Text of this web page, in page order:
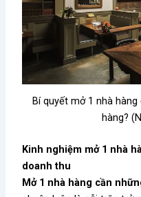
Bí quyết mở 1 nhà
hàng?
Kinh nghiệm mở 1 nhà
doanh thu
Mở 1 nhà hàng cần